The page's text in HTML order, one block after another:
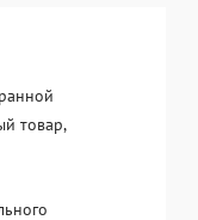
товар,